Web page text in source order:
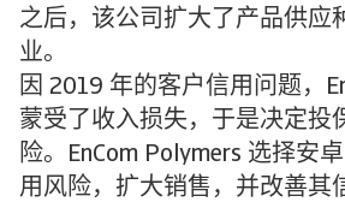
之后，该公司扩大了产品供应
业。
因 2019 年的客户信用问题，
蒙受了收入损失，于是决定投
险。EnCom Polymers 选择安
用风险，扩大销售，并改善其